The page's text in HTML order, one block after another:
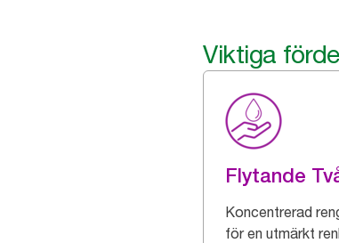
Viktiga
Flytande
Koncentrerad
för en utmärkt